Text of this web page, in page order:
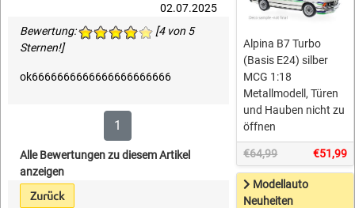
02.07.2025
Bewertung:
[4 von 5
Sternen!]
ok6666666666666666666666
1
Alle Bewertungen zu diesem Artikel
anzeigen
Zurück
Alpina B7 Turbo
(Basis E24) silber
MCG 1:18
Metallmodell, Türen
und Hauben nicht zu
öffnen
€64,99 €51,99
Modellauto
Neuheiten